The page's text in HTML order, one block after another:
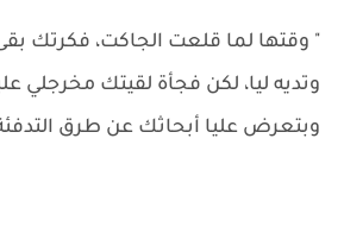
" وقتها لما قلعت الجاكت، فكرتك
وتديه ليا، لكن فجأة لقيتك مخرجلي
وبتعرض عليا أبحاثك عن طرق